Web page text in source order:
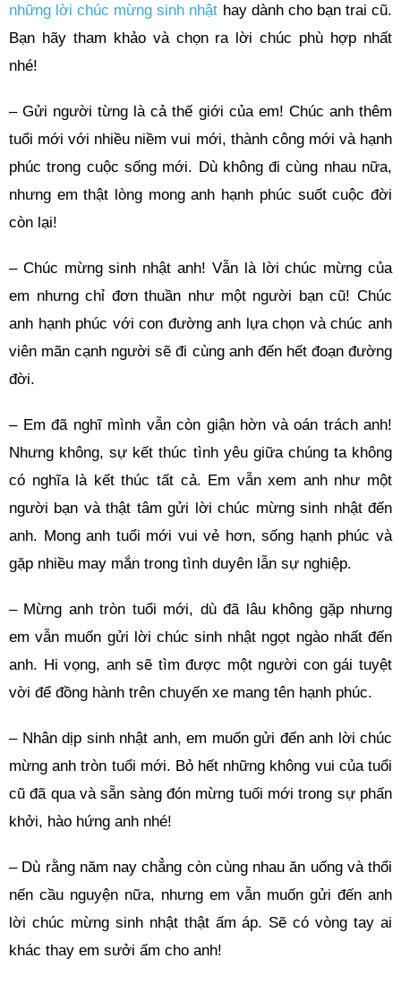
những lời chúc mừng sinh nhật hay dành cho bạn trai cũ.
Bạn hãy tham khảo và chọn ra lời chúc phù hợp nhất
nhé!
– Gửi người từng là cả thế giới của em! Chúc anh thêm
tuổi mới với nhiều niềm vui mới, thành công mới và hạnh
phúc trong cuộc sống mới. Dù không đi cùng nhau nữa,
nhưng em thật lòng mong anh hạnh phúc suốt cuộc đời
còn lại!
– Chúc mừng sinh nhật anh! Vẫn là lời chúc mừng của
em nhưng chỉ đơn thuần như một người bạn cũ! Chúc
anh hạnh phúc với con đường anh lựa chọn và chúc anh
viên mãn cạnh người sẽ đi cùng anh đến hết đoạn đường
đời.
– Em đã nghĩ mình vẫn còn giận hờn và oán trách anh!
Nhưng không, sự kết thúc tình yêu giữa chúng ta không
có nghĩa là kết thúc tất cả. Em vẫn xem anh như một
người bạn và thật tâm gửi lời chúc mừng sinh nhật đến
anh. Mong anh tuổi mới vui vẻ hơn, sống hạnh phúc và
gặp nhiều may mắn trong tình duyên lẫn sự nghiệp.
– Mừng anh tròn tuổi mới, dù đã lâu không gặp nhưng
em vẫn muốn gửi lời chúc sinh nhật ngọt ngào nhất đến
anh. Hi vọng, anh sẽ tìm được một người con gái tuyệt
vời để đồng hành trên chuyến xe mang tên hạnh phúc.
– Nhân dịp sinh nhật anh, em muốn gửi đến anh lời chúc
mừng anh tròn tuổi mới. Bỏ hết những không vui của tuổi
cũ đã qua và sẵn sàng đón mừng tuối mới trong sự phấn
khởi, hào hứng anh nhé!
– Dù rằng năm nay chẳng còn cùng nhau ăn uống và thổi
nến cầu nguyện nữa, nhưng em vẫn muốn gửi đến anh
lời chúc mừng sinh nhật thật ấm áp. Sẽ có vòng tay ai
khác thay em sưởi ấm cho anh!